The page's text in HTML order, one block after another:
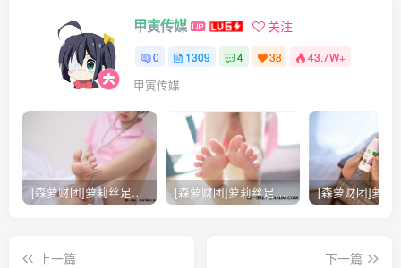
[ROSI写真]口罩系列 2026.03.27 NO.3575 [126P286MB]
[ROSI写真]口罩系列 2026.03.26 NO.3574 [78P183MB]
[ROSI写真]口罩系列 2026.03.25 NO.3573 [21P228MB]
[ROSI写真]口罩系列 2026.03.24 NO.3572 [89P261MB]
[ROSI写真]口罩系列 2026.03.23 NO.3571 [145P316MB]
[ROSI写真]口罩系列 2026.03.22 NO.3570 [110P229MB]
[ROSI写真]口罩系列 2026.03.21 NO.3569 [65P664MB]
甲寅传媒 关注
0 1309 4 38 43.7W+
甲寅传媒
[森萝财团]萝莉丝足写真 [X-021] 护士妹妹穿白丝 [森萝财团]萝莉丝足写真 [X-026] JK粉色校服白丝
上一篇
下一篇